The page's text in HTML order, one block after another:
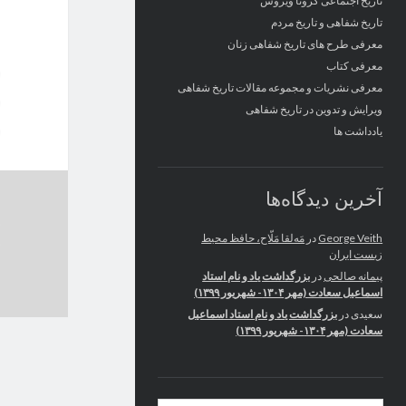
تاریخ شفاهی و تاریخ مردم
معرفی طرح های تاریخ شفاهی زنان
معرفی کتاب
معرفی نشریات و مجموعه مقالات تاریخ شفاهی
ویرایش و تدوین در تاریخ شفاهی
یادداشت ها
آخرین دیدگاه‌ها
George Veith در مَه‌لقا مَلّاح، حافظ محیط
زیست ایران
پیمانه صالحی در بزرگداشت یاد و نام استاد
اسماعیل سعادت (مهر ۱۳۰۴- شهریور ۱۳۹۹)
سعیدی در بزرگداشت یاد و نام استاد اسماعیل
سعادت (مهر ۱۳۰۴- شهریور ۱۳۹۹)